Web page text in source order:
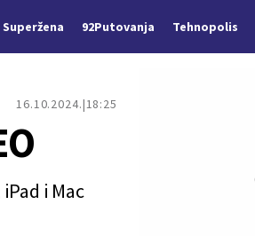
Superžena 92Putovanja Tehnopolis
16.10.2024. 18:25
i Mac